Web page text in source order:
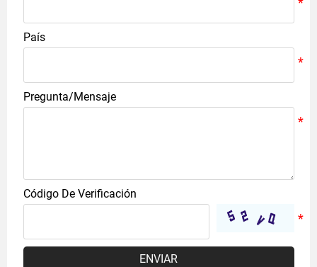
País
Pregunta/Mensaje
Código De Verificación
ENVIAR